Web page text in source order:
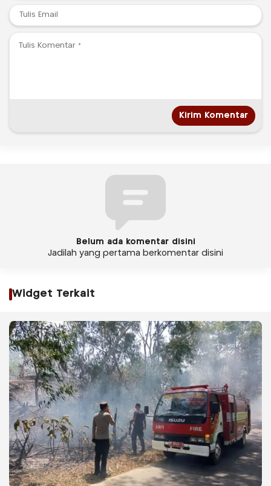
Belum ada komentar disini
Jadilah yang pertama berkomentar disini
Widget Terkait